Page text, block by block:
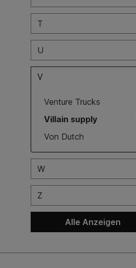
T
U
V
Venture Trucks
Villain supply
Von Dutch
W
Z
Alle Anzeigen